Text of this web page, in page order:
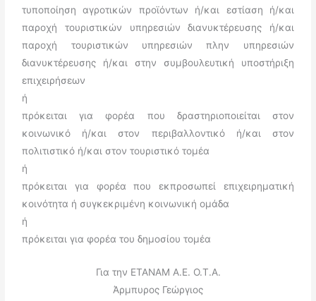
τυποποίηση αγροτικών προϊόντων ή/και εστίαση ή/και
παροχή τουριστικών υπηρεσιών διανυκτέρευσης ή/και
παροχή τουριστικών υπηρεσιών πλην υπηρεσιών
διανυκτέρευσης ή/και στην συμβουλευτική υποστήριξη
επιχειρήσεων
ή
πρόκειται για φορέα που δραστηριοποιείται στον
κοινωνικό ή/και στον περιβαλλοντικό ή/και στον
πολιτιστικό ή/και στον τουριστικό τομέα
ή
πρόκειται για φορέα που εκπροσωπεί επιχειρηματική
κοινότητα ή συγκεκριμένη κοινωνική ομάδα
ή
πρόκειται για φορέα του δημοσίου τομέα
Για την ΕΤΑΝΑΜ Α.Ε. Ο.Τ.Α.
Άρμπυρος Γεώργιος